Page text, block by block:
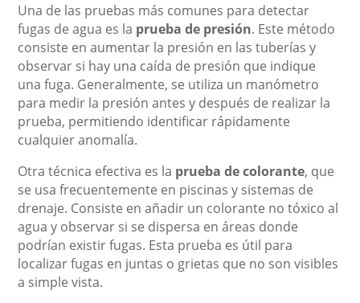
Una de las pruebas más comunes para detectar
fugas de agua es la prueba de presión. Este método
consiste en aumentar la presión en las tuberías y
observar si hay una caída de presión que indique
una fuga. Generalmente, se utiliza un manómetro
para medir la presión antes y después de realizar la
prueba, permitiendo identificar rápidamente
cualquier anomalía.
Otra técnica efectiva es la prueba de colorante, que
se usa frecuentemente en piscinas y sistemas de
drenaje. Consiste en añadir un colorante no tóxico al
agua y observar si se dispersa en áreas donde
podrían existir fugas. Esta prueba es útil para
localizar fugas en juntas o grietas que no son visibles
a simple vista.